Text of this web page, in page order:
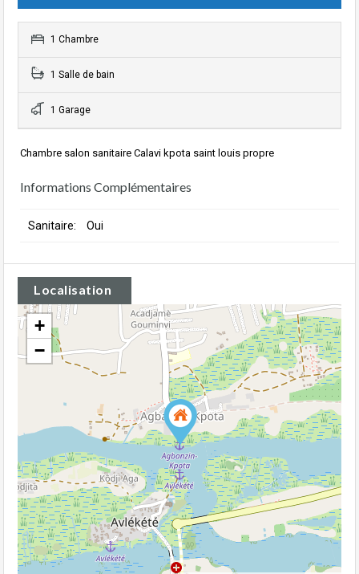
1 Chambre
1 Salle de bain
1 Garage
Chambre salon sanitaire Calavi kpota saint louis propre
Informations Complémentaires
Sanitaire: Oui
Localisation
+
−